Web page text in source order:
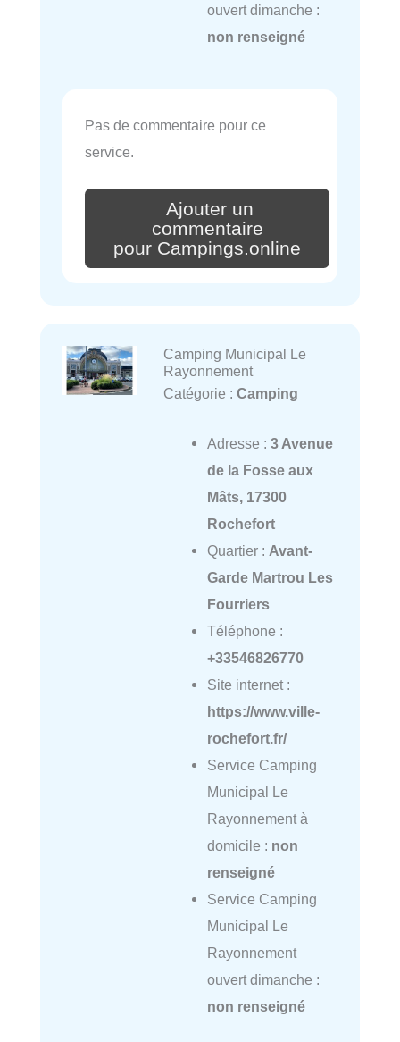
ouvert dimanche :
non renseigné
Pas de commentaire pour ce
service.
Ajouter un
commentaire
pour Campings.online
Camping Municipal Le
Rayonnement
Catégorie : Camping
Adresse : 3 Avenue
de la Fosse aux
Mâts, 17300
Rochefort
Quartier : Avant-
Garde Martrou Les
Fourriers
Téléphone :
+33546826770
Site internet :
https://www.ville-
rochefort.fr/
Service Camping
Municipal Le
Rayonnement à
domicile : non
renseigné
Service Camping
Municipal Le
Rayonnement
ouvert dimanche :
non renseigné